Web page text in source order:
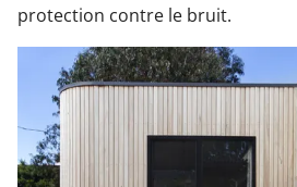
protection contre le bruit.